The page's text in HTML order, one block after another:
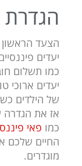
הגדרת
הצעד הראשון
יעדים
כמו תשלום
יעדים ארוכי
של הילדים
אז את הגדרה
כמו פאי
החיים שלכם
מוגדרים.